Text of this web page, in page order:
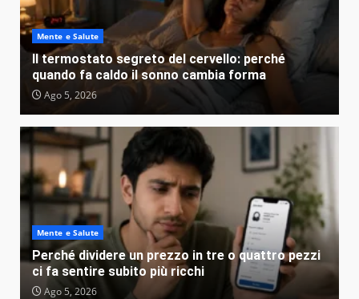
Mente e Salute
Il termostato segreto del cervello: perché
quando fa caldo il sonno cambia forma
Ago 5, 2026
Mente e Salute
Perché dividere un prezzo in tre o quattro pezzi
ci fa sentire subito più ricchi
Ago 5, 2026